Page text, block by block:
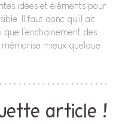
idées et éléments pour
Il faut donc qu’il ait
que l’enchainement des
mieux quelque
article !